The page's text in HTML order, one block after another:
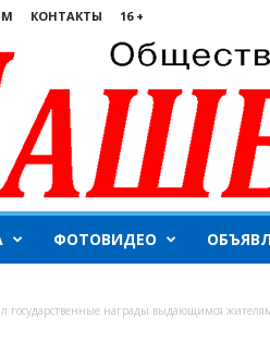
КОНТАКТЫ 16 +
ФОТОВИДЕО
государственные награды выдающимся